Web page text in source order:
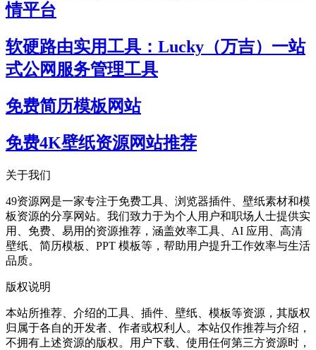
情平台
软硬路由实用工具：Lucky（万吉）一站
式公网服务管理工具
免费简历模板网站
免费4K壁纸资源网站推荐
关于我们
49资源网是一家专注于免费工具、浏览器插件、壁纸素材和模
板资源的分享网站。我们致力于为个人用户和职场人士提供实
用、免费、易用的资源推荐，涵盖效率工具、AI 应用、高清
壁纸、简历模板、PPT 模板等，帮助用户提升工作效率与生活
品质。
版权说明
本站所推荐、介绍的工具、插件、壁纸、模板等资源，其版权
归属于各自的开发者、作者或权利人。本站仅作推荐与介绍，
不拥有上述资源的版权。用户下载、使用任何第三方资源时，